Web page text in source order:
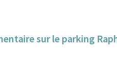
sur le parking